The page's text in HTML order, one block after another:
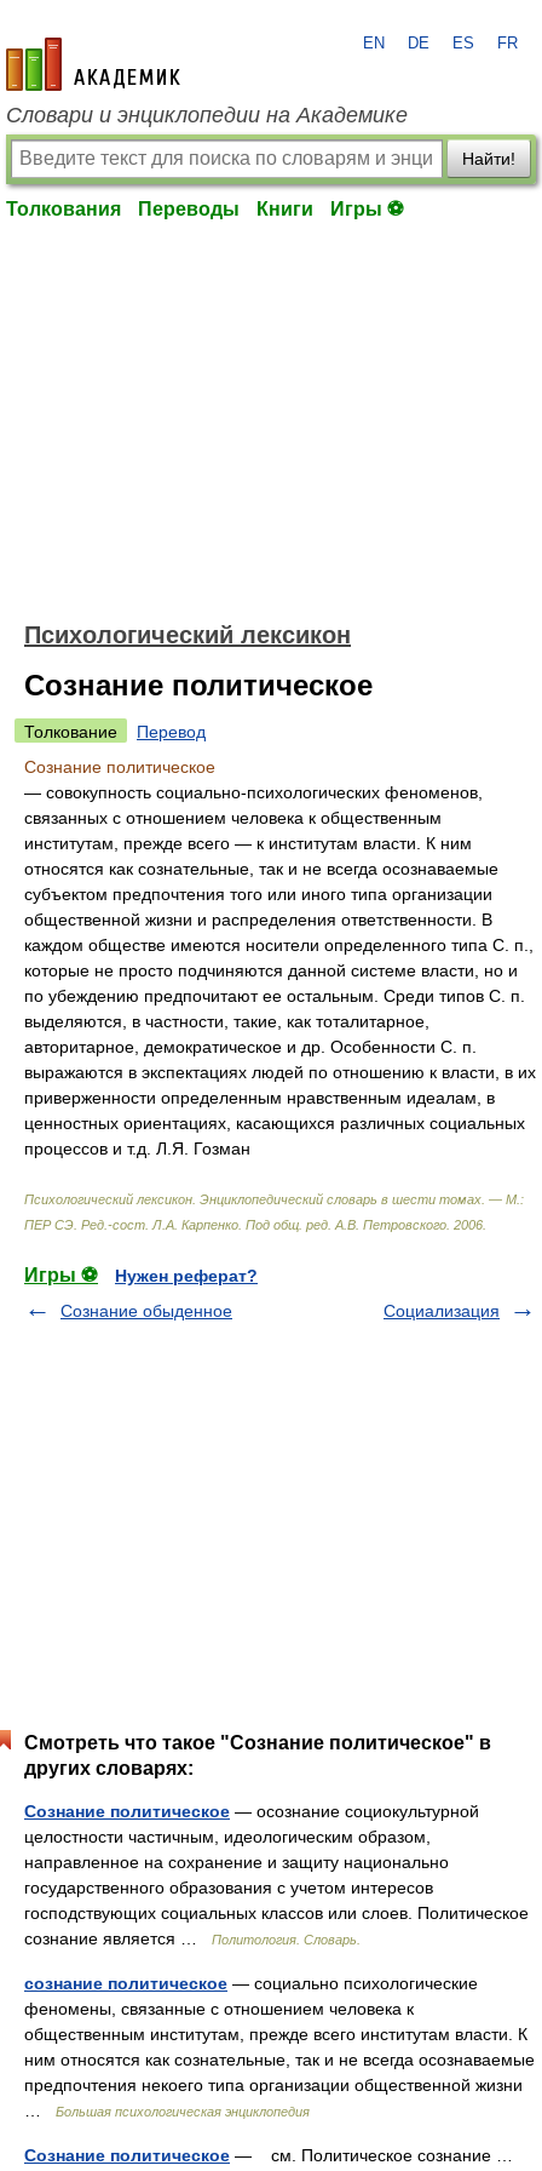
academic.ru
EN DE ES FR
Словари и энциклопедии на Академике
Найти!
Толкования Переводы Книги Игры ⚽
Психологический лексикон
Сознание политическое
Толкование
Перевод
Сознание политическое
— совокупность социально-психологических феноменов,
связанных с отношением человека к общественным
институтам, прежде всего — к институтам власти. К ним
относятся как сознательные, так и не всегда осознаваемые
субъектом предпочтения того или иного типа организации
общественной жизни и распределения ответственности. В
каждом обществе имеются носители определенного типа С. п.,
которые не просто подчиняются данной системе власти, но и
по убеждению предпочитают ее остальным. Среди типов С. п.
выделяются, в частности, такие, как тоталитарное,
авторитарное, демократическое и др. Особенности С. п.
выражаются в экспектациях людей по отношению к власти, в их
приверженности определенным нравственным идеалам, в
ценностных ориентациях, касающихся различных социальных
процессов и т.д. Л.Я. Гозман
Психологический лексикон. Энциклопедический словарь в шести томах. — М.:
ПЕР СЭ Ред.-сост. Л.А. Карпенко. Под общ. ред. А.В. Петровского 2006
Игры ⚽
Нужен реферат?
Сознание обыденное
Социализация
Смотреть что такое "Сознание политическое" в
других словарях:
Сознание политическое — осознание социокультурной
целостности частич­ным, идеологическим образом,
направленное на сохранение и защиту наци­онально
государственного образования с учетом интересов
господствующих социальных классов или слоев. Политическое
сознание является …
Политология. Словарь.
сознание политическое — социально психологические
феномены, связанные с отношением человека к
общественным институтам, прежде всего институтам власти. К
ним относятся как сознательные, так и не всегда осознаваемые
предпочтения некоего типа организации общественной жизни
Большая психологическая энциклопедия
Сознание политическое — см. Политическое сознание …